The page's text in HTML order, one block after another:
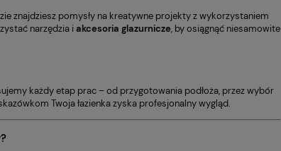
znajdziesz pomysły na kreatywne projekty z wykorzystaniem
narzędzia i akcesoria glazurnicze, by osiągnąć niesamowite
każdy etap prac – od przygotowania podłoża, przez wybór
Twoja łazienka zyska profesjonalny wygląd.